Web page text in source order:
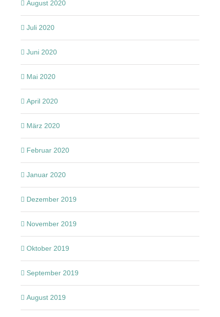
August 2020
Juli 2020
Juni 2020
Mai 2020
April 2020
März 2020
Februar 2020
Januar 2020
Dezember 2019
November 2019
Oktober 2019
September 2019
August 2019